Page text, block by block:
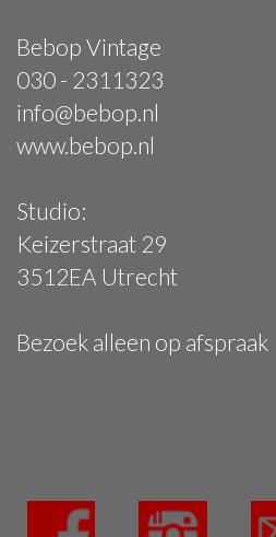
Bebop Vintage
030 - 2311323
info@bebop.nl
www.bebop.nl
Studio:
Keizerstraat 29
3512EA Utrecht
Bezoek alleen op afspraak